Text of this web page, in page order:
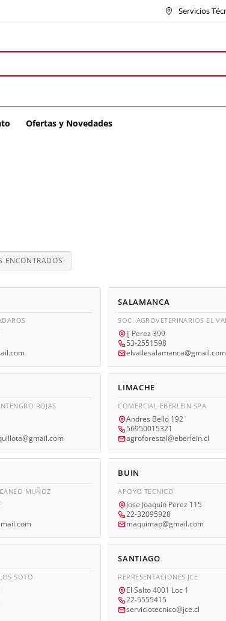
Servicios
Ofertas y Novedades
ENCONTRADOS
SALAMANCA
SOC. AGROVETERINARIOS EL
Jj Perez 399
53-2551598
elvallesalamanca@gmail.com
ROJAS
LIMACHE
COMERCIAL EBERLEIN SPA
Andres Bello 192
56950015321
agroforestal@eberlein.cl
MUÑOZ
BUIN
APOYO TECNICO
Jose Joaquin Perez 115
22-32095928
maquimap@gmail.com
SOTO
SANTIAGO
REPRESENTACIONES JCE
El Salto 4001 Loc 1
22-5555415
serviciotecnico@jce.cl